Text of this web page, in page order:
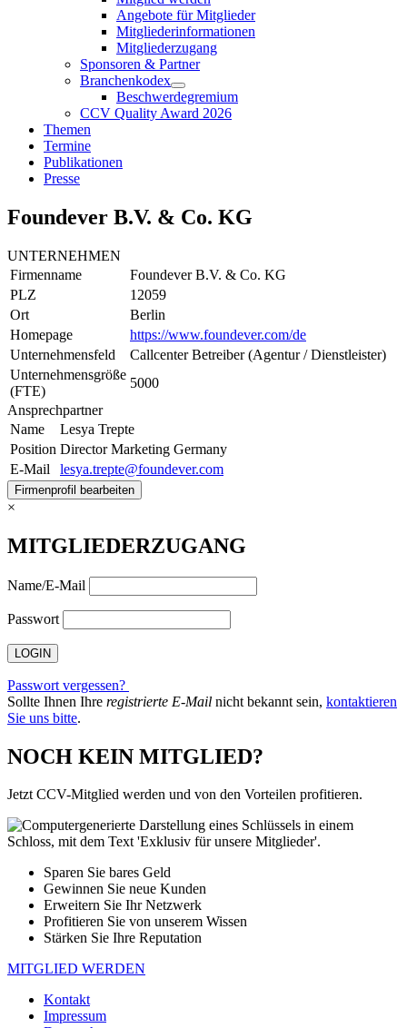
Angebote für Mitglieder
Mitgliederinformationen
Mitgliederzugang
Sponsoren & Partner
Branchenkodex
Beschwerdegremium
CCV Quality Award 2026
Themen
Termine
Publikationen
Presse
Foundever B.V. & Co. KG
UNTERNEHMEN
Firmenname
Foundever B.V. & Co. KG
PLZ
12059
Ort
Berlin
Homepage
https://www.foundever.com/de
Unternehmensfeld
Callcenter Betreiber (Agentur / Dienstleister)
Unternehmensgröße
(FTE)
5000
Ansprechpartner
Name
Lesya Trepte
Position Director Marketing Germany
E-Mail
lesya.trepte@foundever.com
Firmenprofil bearbeiten
×
MITGLIEDERZUGANG
Name/E-Mail
Passwort
Passwort vergessen?
Sollte Ihnen Ihre registrierte E-Mail nicht bekannt sein, kontaktieren
Sie uns bitte.
NOCH KEIN MITGLIED?
Jetzt CCV-Mitglied werden und von den Vorteilen profitieren.
Sparen Sie bares Geld
Gewinnen Sie neue Kunden
Erweitern Sie Ihr Netzwerk
Profitieren Sie von unserem Wissen
Stärken Sie Ihre Reputation
MITGLIED WERDEN
Kontakt
Impressum